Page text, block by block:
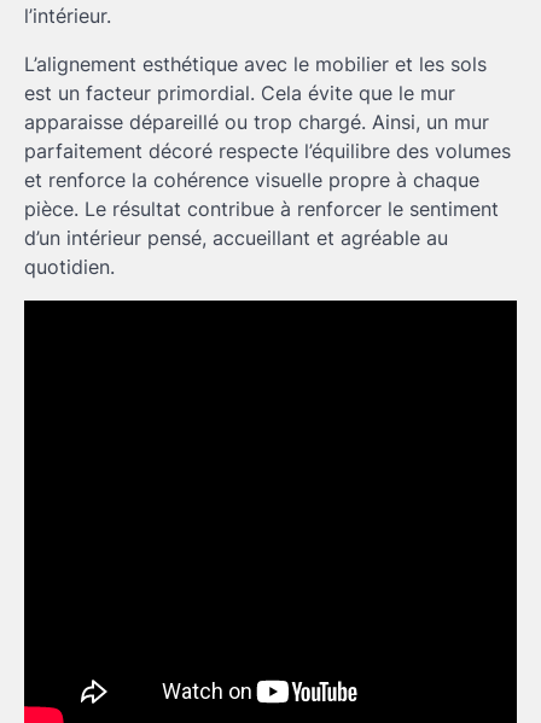
l’intérieur.
L’alignement esthétique avec le mobilier et les sols
est un facteur primordial. Cela évite que le mur
apparaisse dépareillé ou trop chargé. Ainsi, un mur
parfaitement décoré respecte l’équilibre des volumes
et renforce la cohérence visuelle propre à chaque
pièce. Le résultat contribue à renforcer le sentiment
d’un intérieur pensé, accueillant et agréable au
quotidien.